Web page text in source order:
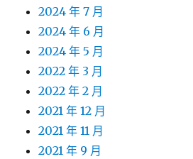
2024 年 7 月
2024 年 6 月
2024 年 5 月
2022 年 3 月
2022 年 2 月
2021 年 12 月
2021 年 11 月
2021 年 9 月